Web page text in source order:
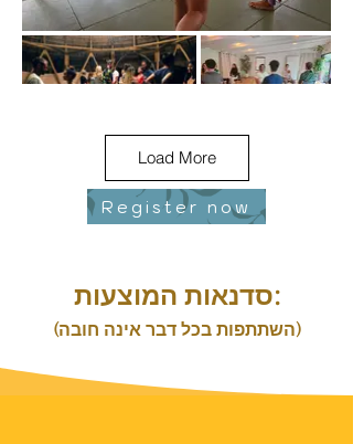
Load More
Register now
סדנאות המוצעות:
(השתתפות בכל דבר אינה חובה)